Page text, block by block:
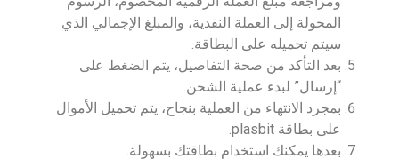
المحولة إلى العملة النقدية، والمبلغ الإجمالي الذي
سيتم تحميله على البطاقة.
بعد التأكد من صحة التفاصيل، يتم الضغط على
“إرسال” لبدء عملية الشحن.
بمجرد الانتهاء من العملية بنجاح، يتم تحميل الأموال
على بطاقة plasbit.
بعدها يمكنك استخدام بطاقتك بسهولة.